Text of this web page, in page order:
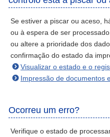
Se estiver a piscar ou aceso,
ou à espera de ser
ou altere a prioridade dos
confirmação do estado da
Visualizar o estado e o
Impressão de documentos
Ocorreu um erro?
Verifique o estado de